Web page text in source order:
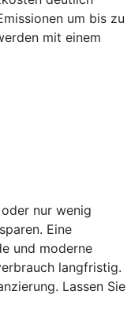
um bis zu
mit einem
nur wenig
Eine
und moderne
langfristig.
Lassen Sie